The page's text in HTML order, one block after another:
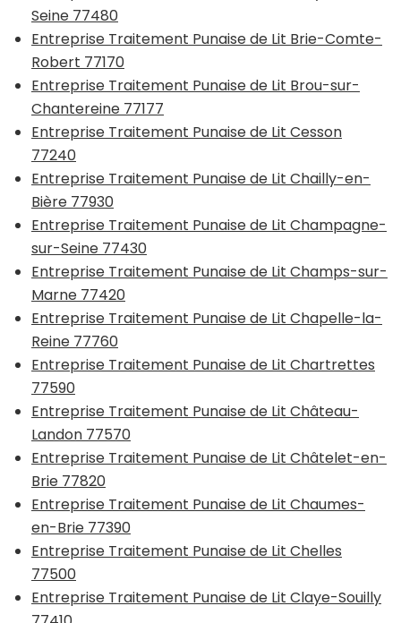
Seine 77480
Entreprise Traitement Punaise de Lit Brie-Comte-
Robert 77170
Entreprise Traitement Punaise de Lit Brou-sur-
Chantereine 77177
Entreprise Traitement Punaise de Lit Cesson
77240
Entreprise Traitement Punaise de Lit Chailly-en-
Bière 77930
Entreprise Traitement Punaise de Lit Champagne-
sur-Seine 77430
Entreprise Traitement Punaise de Lit Champs-sur-
Marne 77420
Entreprise Traitement Punaise de Lit Chapelle-la-
Reine 77760
Entreprise Traitement Punaise de Lit Chartrettes
77590
Entreprise Traitement Punaise de Lit Château-
Landon 77570
Entreprise Traitement Punaise de Lit Châtelet-en-
Brie 77820
Entreprise Traitement Punaise de Lit Chaumes-
en-Brie 77390
Entreprise Traitement Punaise de Lit Chelles
77500
Entreprise Traitement Punaise de Lit Claye-Souilly